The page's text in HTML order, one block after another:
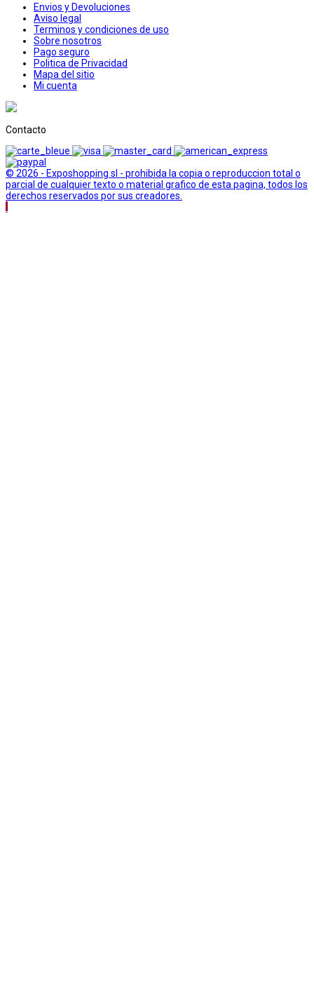
Envios y Devoluciones
Aviso legal
Terminos y condiciones de uso
Sobre nosotros
Pago seguro
Politica de Privacidad
Mapa del sitio
Mi cuenta
Contacto
© 2026 - Exposhopping sl - prohibida la copia o reproduccion total o
parcial de cualquier texto o material grafico de esta pagina, todos los
derechos reservados por sus creadores.